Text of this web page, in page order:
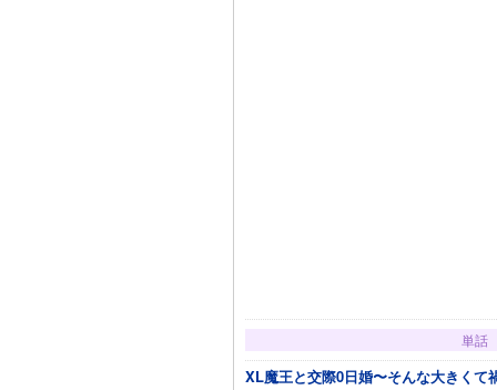
単話
XL魔王と交際0日婚〜そんな大きくて